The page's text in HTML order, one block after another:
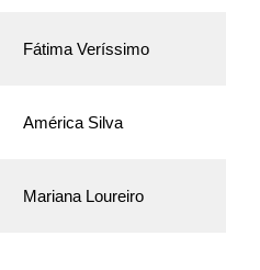
Fátima Veríssimo
América Silva
Mariana Loureiro